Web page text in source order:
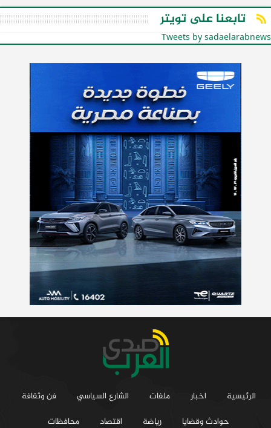
تابعنا على تويتر
Tweets by sadaelarabnews
الرئيسية اخبار ملفات الشارع السياسي
فن وثقافة
حوادث وقضايا
رياضة اقتصاد محافظات